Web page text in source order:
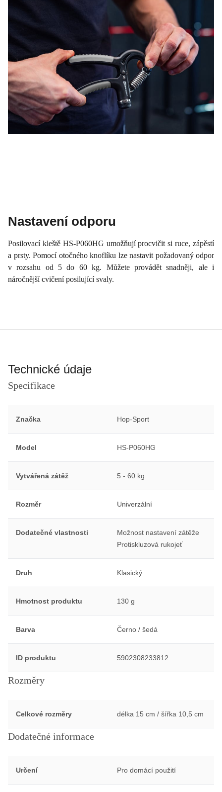
Nastavení odporu
Posilovací kleště HS-P060HG umožňují procvičit si ruce, zápěstí
a prsty. Pomocí otočného knoflíku lze nastavit požadovaný odpor
v rozsahu od 5 do 60 kg. Můžete provádět snadněji, ale i
náročnější cvičení posilující svaly.
Technické údaje
Specifikace
Značka Hop-Sport
Model HS-P060HG
Vytvářená zátěž 5 - 60 kg
Rozměr Univerzální
Dodatečné vlastnosti
Možnost nastavení zátěže
Protiskluzová rukojeť
Druh Klasický
Hmotnost produktu 130 g
Barva Černo / šedá
ID produktu 5902308233812
Rozměry
Celkové rozměry délka 15 cm / šířka 10,5 cm
Dodatečné informace
Určení Pro domácí použití